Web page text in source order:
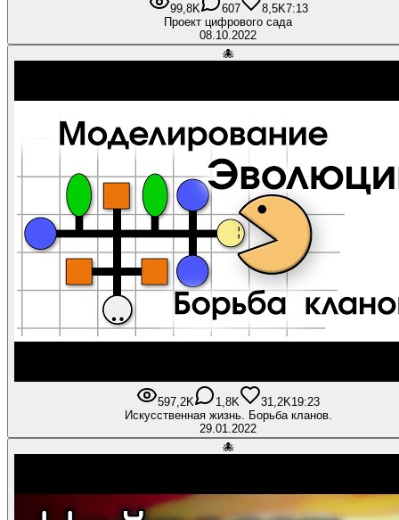
99,8K 607 8,5K7:13
Проект цифрового сада
08.10.2022
🐙
597,2K 1,8K 31,2K19:23
Искусственная жизнь. Борьба кланов.
29.01.2022
🐙